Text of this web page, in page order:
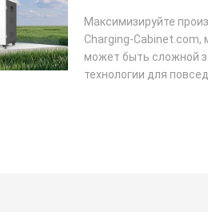
Максимизируйте
Charging-
может быть сложной
технологии для